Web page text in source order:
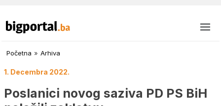
Početna » Arhiva
1. Decembra 2022.
Poslanici novog saziva PD PS BiH